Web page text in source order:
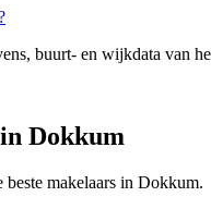
buurt- en wijkdata van
Dokkum
makelaars in Dokkum.